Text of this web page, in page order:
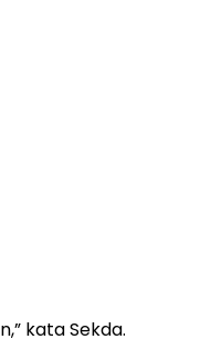
kata Sekda.